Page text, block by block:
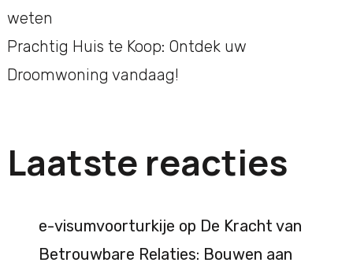
weten
Prachtig Huis te Koop: Ontdek uw
Droomwoning vandaag!
Laatste reacties
e-visumvoorturkije op De Kracht van
Betrouwbare Relaties: Bouwen aan